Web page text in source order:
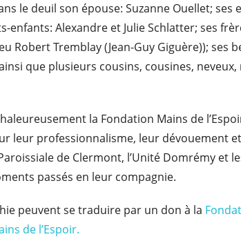
le deuil son épouse: Suzanne Ouellet; ses
enfants: Alexandre et Julie Schlatter; ses
Robert Tremblay (Jean-Guy Giguère)); ses
que plusieurs cousins, cousines,
la Fondation Mains de
leur professionnalisme, leur dévouement
de Clermont, l’Unité Domrémy et
passés en leur compagnie.
peuvent se traduire par un don à la
de l’Espoir.